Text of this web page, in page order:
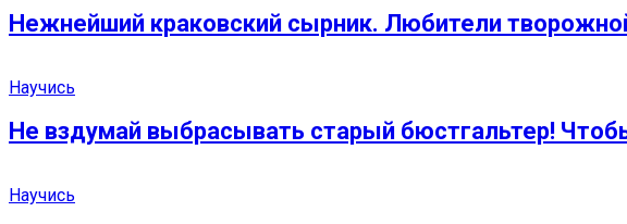
Нежнейший краковский сырник. Любители
Научись
Не вздумай выбрасывать старый бюстгальтер!
Научись